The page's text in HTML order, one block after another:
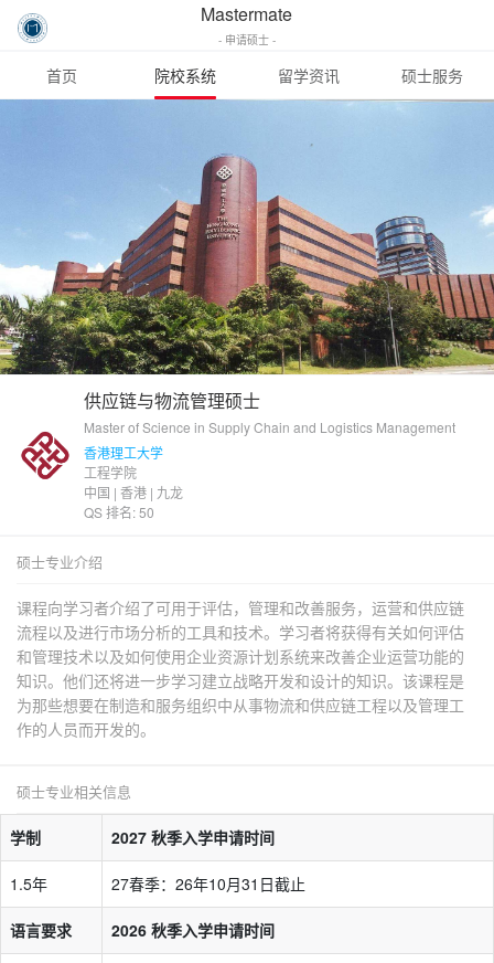
Mastermate
- 申请硕士 -
首页 院校系统 留学资讯 硕士服务
供应链与物流管理硕士
Master of Science in Supply Chain and Logistics Management
香港理工大学
工程学院
中国 | 香港 | 九龙
QS 排名: 50
硕士专业介绍
课程向学习者介绍了可用于评估，管理和改善服务，运营和供应链
流程以及进行市场分析的工具和技术。学习者将获得有关如何评估
和管理技术以及如何使用企业资源计划系统来改善企业运营功能的
知识。他们还将进一步学习建立战略开发和设计的知识。该课程是
为那些想要在制造和服务组织中从事物流和供应链工程以及管理工
作的人员而开发的。
硕士专业相关信息
学制 2027 秋季入学申请时间
1.5年 27春季：26年10月31日截止
语言要求 2026 秋季入学申请时间